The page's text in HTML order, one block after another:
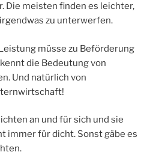
Die meisten finden es leichter,
zu unterwerfen.
müsse zu Beförderung
die Bedeutung von
Und natürlich von
an und für sich und sie
immer für dicht. Sonst gäbe es